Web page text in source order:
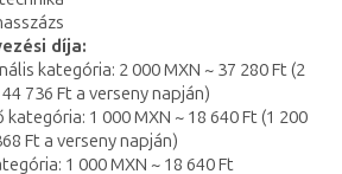
díja:
kategória: 2 000 MXN ~ 37 280 Ft (2
736 Ft a verseny napján)
1 000 MXN ~ 18 640 Ft (1 200
Ft a verseny napján)
1 000 MXN ~ 18 640 Ft